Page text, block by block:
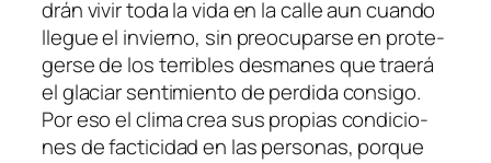
drán vi­vir to­da la vi­da en la ca­lle aun cuan­do
lle­gue el in­vierno, sin preo­cu­par­se en pro­te­
ger­se de los te­rri­bles des­ma­nes que trae­rá
el gla­ciar sen­ti­mien­to de per­di­da con­si­go.
Por eso el cli­ma crea sus pro­pias con­di­cio­
nes de fac­ti­ci­dad en las per­so­nas, por­que